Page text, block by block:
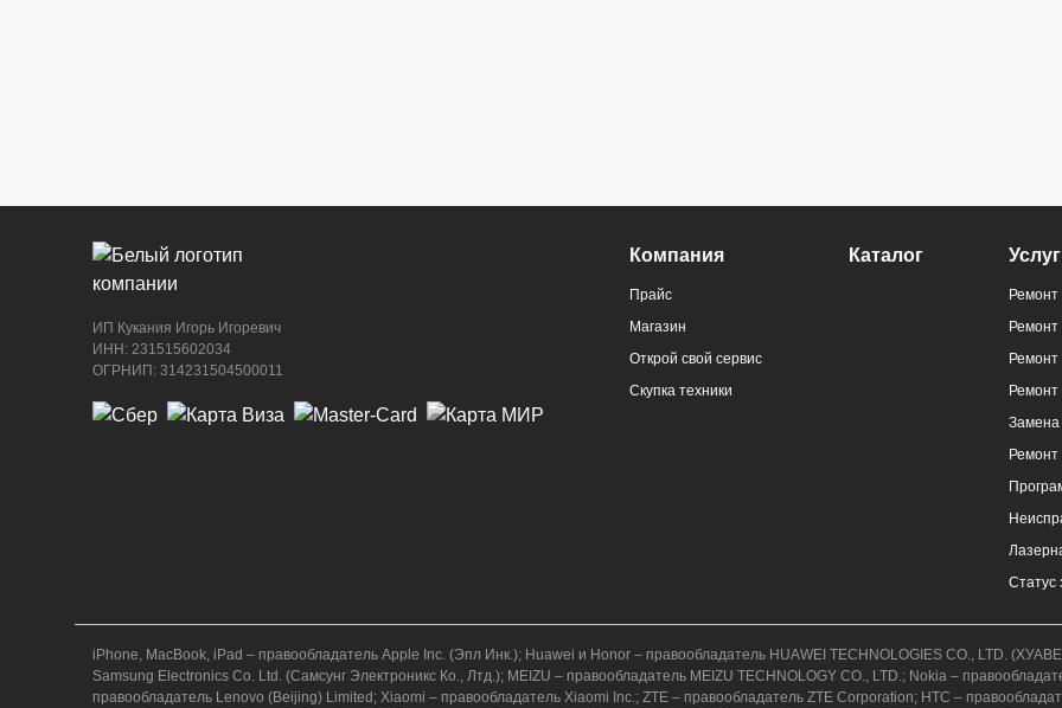
ИП Кукания Игорь Игоревич
ИНН: 231515602034
ОГРНИП: 314231504500011
Компания
Прайс
Магазин
Открой свой сервис
Скупка техники
Каталог
Ремонт
Ремонт
Ремонт
Замена
Статус
iPhone, MacBook, iPad – правообладатель Apple Inc. (Эпл Инк.); Huawei и Honor – правообладатель HUAWEI TECHNOLOGIES CO., LTD.
Samsung Electronics Co. Ltd. (Самсунг Электроникс Ко., Лтд.); MEIZU – правообладатель MEIZU TECHNOLOGY CO., LTD.; Nokia –
правообладатель Lenovo (Beijing) Limited; Xiaomi – правообладатель Xiaomi Inc.; ZTE – правообладатель ZTE Corporation; HTC –